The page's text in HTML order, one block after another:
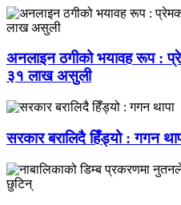
अनलाइन ठगीको भयावह रूप :
३१ लाख असुली
सरकार बरालिदै हिँड्यो : गगन